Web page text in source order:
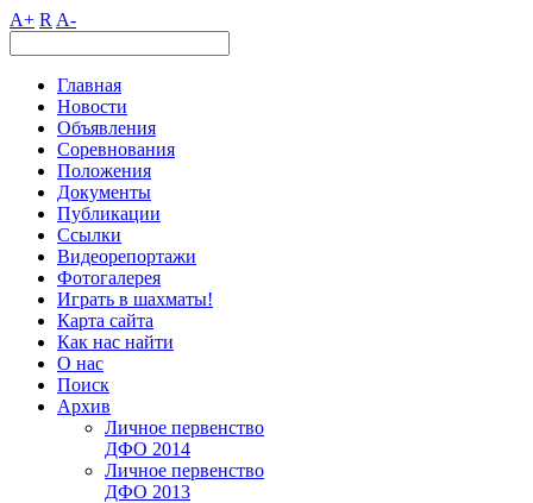
A+ R A-
Главная
Новости
Объявления
Соревнования
Положения
Документы
Публикации
Ссылки
Видеорепортажи
Фотогалерея
Играть в шахматы!
Карта сайта
Как нас найти
О нас
Поиск
Архив
Личное первенство
ДФО 2014
Личное первенство
ДФО 2013